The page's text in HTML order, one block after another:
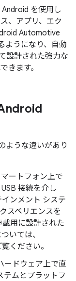
を使用し
、アプリ、エク
Automotive
ようになり、自動
設計された強力な
きます。
ような違いがあり
ートフォン上で
接続を介し
ンメント システ
スペリエンスを
用に設計された
いては、
ください。
ードウェア上で直
テムとプラットフ